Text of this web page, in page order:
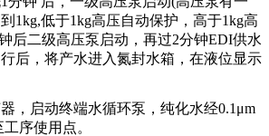
1kg,低于1kg高压自动保护，高于1kg高
后二级高压泵启动，再过2分钟EDI供水
后，将产水进入氮封水箱，在液位显示
，启动终端水循环泵，纯化水经0.1μm
序使用点。